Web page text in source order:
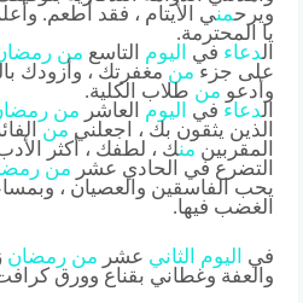
ويرحمني الأيتام ، فقد أطعم.
يا المحترمة.
دعاء في اليوم التاسع من
على جزء من مغفرتك ، وأزودك
وأدعو من طلاب الكلية.
دعاء في اليوم العاشر من
الذين يثقون بك ، اجعلني من
المقربين من ك ، لطفك ، أكثر
التضرع في الحادي عشر من
يحب الفاسقين والعصيان ،
الغضب فيها.
في اليوم الثاني عشر من رمضان
والعفة وغطاني بقناع وورق